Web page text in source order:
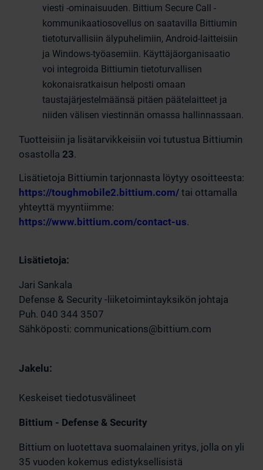
viesti -ominaisuuden. Bittium Secure Call -
kommunikaatiosovellus on saatavilla Bittiumin
tietoturvallisiin älypuhelimiin, Android-laitteisiin
ja Windows-työasemiin. Käyttäjäorganisaatio
voi integroida Bittiumin tietoturvallisen
kokonaisratkaisun helposti omaan
taustajärjestelmäänsä pitäen päätelaitteet ja
niiden välisen viestinnän omassa hallinnassaan.
Tuotteisiin ja lisätarvikkeisiin voi tutustua Bittiumin
osastolla 23.
Lisätietoja Bittiumin tarjonnasta löytyy osoitteesta:
https://toughmobile2.bittium.com/ tai ottamalla
yhteyttä myyntiimme:
https://www.bittium.com/contact-us.
Lisätietoja:
Jari Sankala
Defense & Security -liiketoimintayksikön johtaja
Puh. 040 344 3507
Sähköposti: communications@bittium.com
Jakelu:
Keskeiset tiedotusvälineet
Bittium - Defense & Security
Bittium on luotettava suomalainen yritys, jolla on yli
35 vuoden kokemus edistyksellisistä